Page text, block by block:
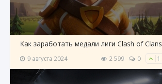
Как заработать медали лиги Clash of Clans
9 августа 2024 2 599 0 1